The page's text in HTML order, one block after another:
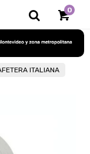
0
ITALIANA